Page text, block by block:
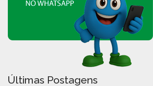
Últimas Postagens